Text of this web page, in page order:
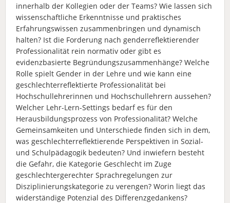
innerhalb der Kollegien oder der Teams? Wie lassen sich
wissenschaftliche Erkenntnisse und praktisches
Erfahrungswissen zusammenbringen und dynamisch
halten? Ist die Forderung nach genderreflektierender
Professionalität rein normativ oder gibt es
evidenzbasierte Begründungszusammenhänge? Welche
Rolle spielt Gender in der Lehre und wie kann eine
geschlechterreflektierte Professionalität bei
Hochschullehrerinnen und Hochschullehrern aussehen?
Welcher Lehr-Lern-Settings bedarf es für den
Herausbildungsprozess von Professionalität? Welche
Gemeinsamkeiten und Unterschiede finden sich in dem,
was geschlechterreflektierende Perspektiven in Sozial-
und Schulpädagogik bedeuten? Und inwiefern besteht
die Gefahr, die Kategorie Geschlecht im Zuge
geschlechtergerechter Sprachregelungen zur
Disziplinierungskategorie zu verengen? Worin liegt das
widerständige Potenzial des Differenzgedankens?